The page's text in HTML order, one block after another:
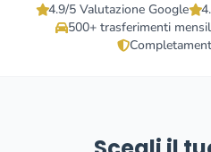
4.9/5 Valutazione Google
500+ trasferimenti